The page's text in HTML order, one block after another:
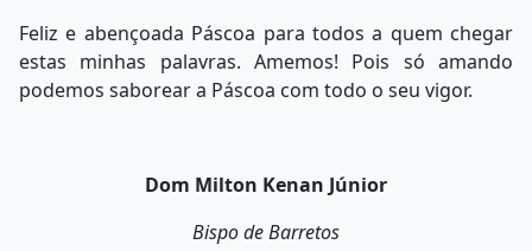
Feliz e abençoada Páscoa para todos a quem chegar
estas minhas palavras. Amemos! Pois só amando
podemos saborear a Páscoa com todo o seu vigor.
Dom Milton Kenan Júnior
Bispo de Barretos